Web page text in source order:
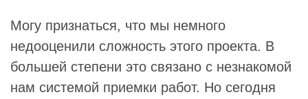
Могу признаться, что мы немного
недооценили сложность этого проекта. В
большей степени это связано с незнакомой
нам системой приемки работ. Но сегодня